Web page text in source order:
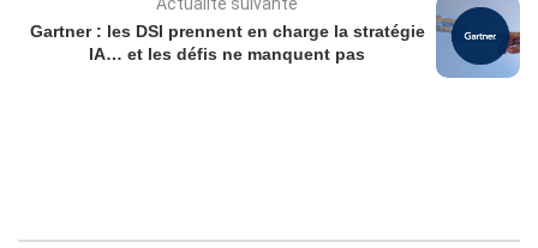
Gartner : les DSI prennent en charge la stratégie
IA… et les défis ne manquent pas